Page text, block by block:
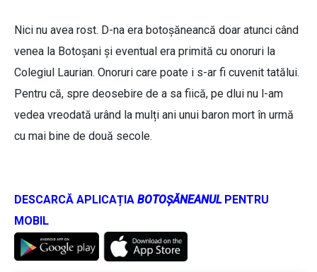
Nici nu avea rost. D-na era botoșăneancă doar atunci când
venea la Botoșani și eventual era primită cu onoruri la
Colegiul Laurian. Onoruri care poate i s-ar fi cuvenit tatălui.
Pentru că, spre deosebire de a sa fiică, pe dlui nu l-am
vedea vreodată urând la mulți ani unui baron mort în urmă
cu mai bine de două secole.
DESCARCĂ APLICAȚIA BOTOȘĂNEANUL PENTRU
MOBIL